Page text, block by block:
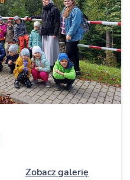
Zobacz galerię